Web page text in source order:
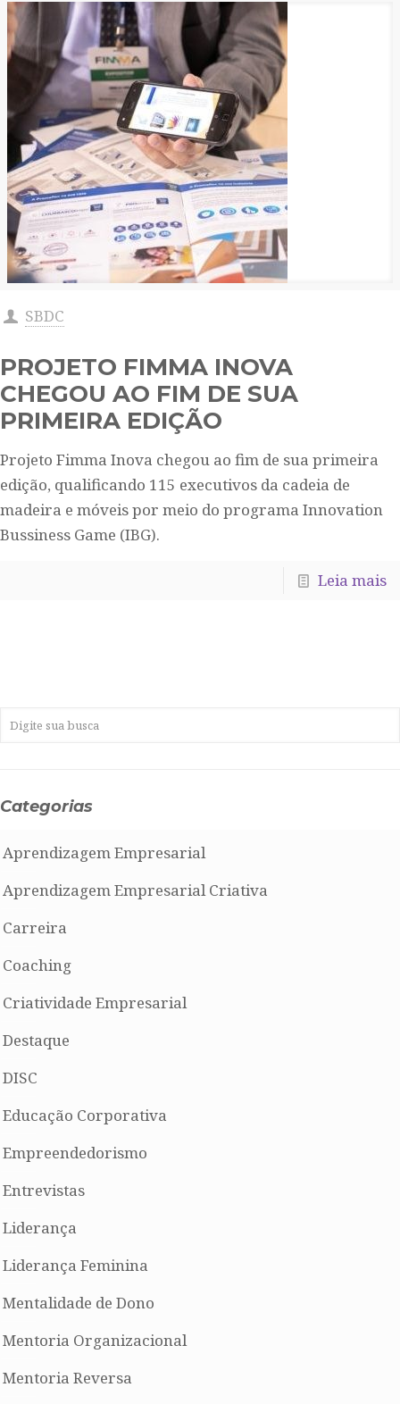
SBDC
PROJETO FIMMA INOVA
CHEGOU AO FIM DE SUA
PRIMEIRA EDIÇÃO
Projeto Fimma Inova chegou ao fim de sua primeira
edição, qualificando 115 executivos da cadeia de
madeira e móveis por meio do programa Innovation
Bussiness Game (IBG).
Leia mais
Categorias
Aprendizagem Empresarial
Aprendizagem Empresarial Criativa
Carreira
Coaching
Criatividade Empresarial
Destaque
DISC
Educação Corporativa
Empreendedorismo
Entrevistas
Liderança
Liderança Feminina
Mentalidade de Dono
Mentoria Organizacional
Mentoria Reversa